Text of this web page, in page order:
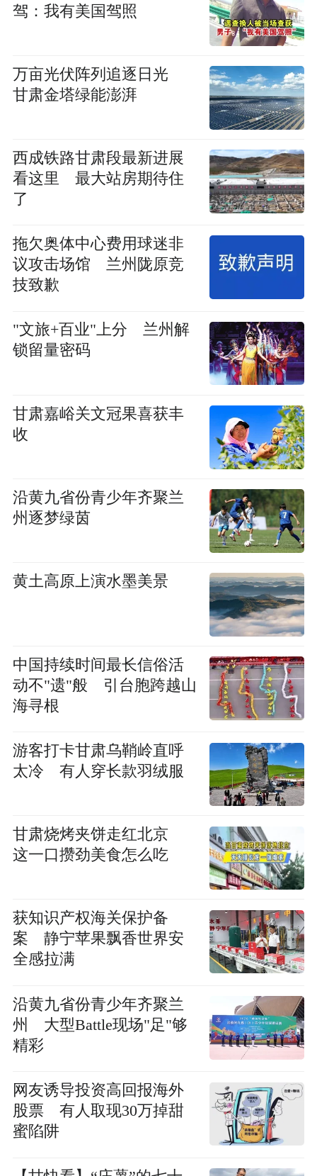
驾：我有美国驾照
万亩光伏阵列追逐日光
甘肃金塔绿能澎湃
西成铁路甘肃段最新进展
看这里 最大站房期待住
了
拖欠奥体中心费用球迷非
议攻击场馆 兰州陇原竞
技致歉
"文旅+百业"上分 兰州解
锁留量密码
甘肃嘉峪关文冠果喜获丰
收
沿黄九省份青少年齐聚兰
州逐梦绿茵
黄土高原上演水墨美景
中国持续时间最长信俗活
动不"遗"般 引台胞跨越山
海寻根
游客打卡甘肃乌鞘岭直呼
太冷 有人穿长款羽绒服
甘肃烧烤夹饼走红北京
这一口攒劲美食怎么吃
获知识产权海关保护备
案 静宁苹果飘香世界安
全感拉满
沿黄九省份青少年齐聚兰
州 大型Battle现场"足"够
精彩
网友诱导投资高回报海外
股票 有人取现30万掉甜
蜜陷阱